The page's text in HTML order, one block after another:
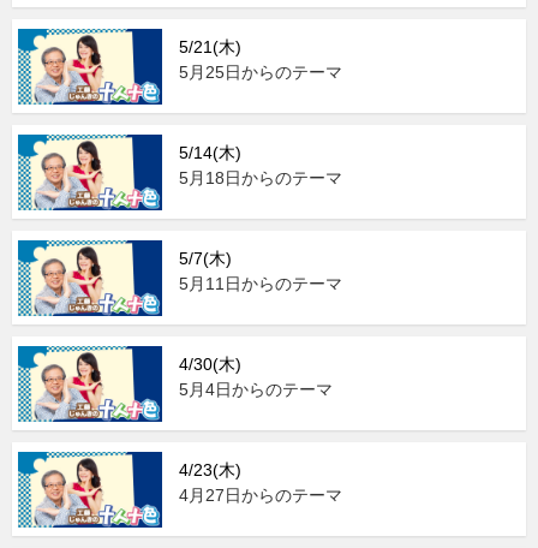
5/21(木)
5月25日からのテーマ
5/14(木)
5月18日からのテーマ
5/7(木)
5月11日からのテーマ
4/30(木)
5月4日からのテーマ
4/23(木)
4月27日からのテーマ